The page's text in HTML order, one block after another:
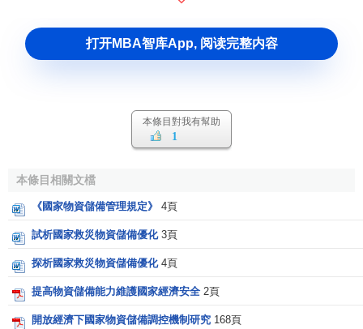
打开MBA智库App, 阅读完整内容
本條目對我有幫助
1
本條目相關文檔
《國家物資儲備管理規定》 4頁
試析國家救災物資儲備優化 3頁
探析國家救災物資儲備優化 4頁
提高物資儲備能力維護國家經濟安全 2頁
開放經濟下國家物資儲備調控機制研究 168頁